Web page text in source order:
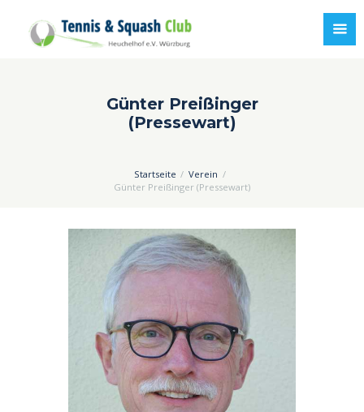
Günter Preißinger
(Pressewart)
Startseite
Verein
Günter Preißinger (Pressewart)